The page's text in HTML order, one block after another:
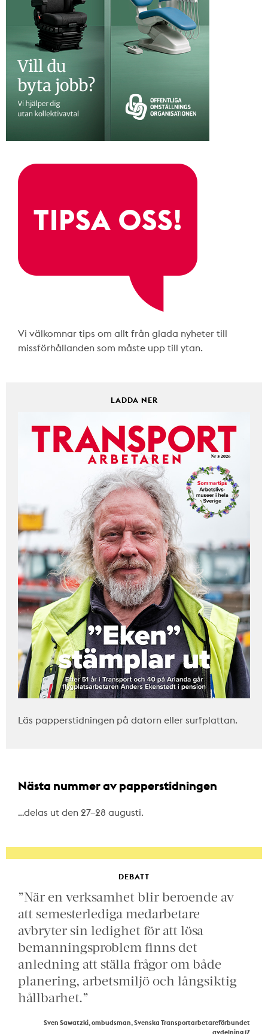
Vi välkomnar tips om allt från glada nyheter till
missförhållanden som måste upp till ytan.
LADDA NER
Läs papperstidningen på datorn eller surfplattan.
Nästa nummer av papperstidningen
…delas ut den 27–28 augusti.
DEBATT
”När en verksamhet blir beroende av
att semesterlediga medarbetare
avbryter sin ledighet för att lösa
bemanningsproblem finns det
anledning att ställa frågor om både
planering, arbetsmiljö och långsiktig
hållbarhet.”
Sven Sawatzki, ombudsman, Svenska Transportarbetareförbundet